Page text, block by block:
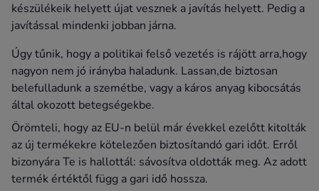
készülékeik helyett újat vesznek a javítás helyett. Pedig a
javítással mindenki jobban járna.
Úgy tűnik, hogy a politikai felső vezetés is rájött arra,hogy
nagyon nem jó irányba haladunk. Lassan,de biztosan
belefulladunk a szemétbe, vagy a káros anyag kibocsátás
által okozott betegségekbe.
Örömteli, hogy az EU-n belül már évekkel ezelőtt kitolták
az új termékekre kötelezően biztosítandó gari időt. Erről
bizonyára Te is hallottál: sávosítva oldották meg. Az adott
termék értéktől függ a gari idő hossza.